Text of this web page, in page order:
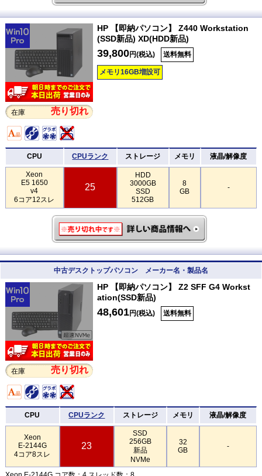
在庫 売り切れ
HP 【即納パソコン】 Z440 Workstation
(SSD新品) XD(HDD新品)
39,800円(税込) 送料無料
メモリ16GB増設可
CPU CPUランク ストレージ メモリ 液晶/解像度
Xeon
E5 1650
v4
6コア12スレ
25
HDD
3000GB
SSD
512GB
8
GB
-
中古デスクトップパソコン メーカー名・製品名
在庫 売り切れ
HP 【即納パソコン】 Z2 SFF G4 Workst
ation(SSD新品)
48,601円(税込) 送料無料
CPU CPUランク ストレージ メモリ 液晶/解像度
Xeon
E-2144G
4コア8スレ
23
SSD
256GB
新品
NVMe
32
GB
-